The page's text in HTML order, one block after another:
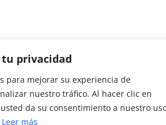
privacidad
para mejorar su experiencia de
nuestro tráfico. Al hacer clic en
usted da su consentimiento a nuestro
Leer más